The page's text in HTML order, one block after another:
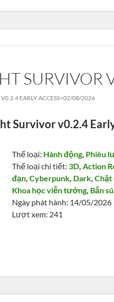
SURVIVOR
EARLY ACCESS>02/08/2026
Survivor v0.2.4
Thể loại: Hành động, Phiêu
Thể loại chi tiết: 3D,Action
đạn,Cyberpunk, Dark,Chặt
Khoa học viễn tưởng, Bắn
Ngày phát hành: 14/05/2026
Lượt xem: 241